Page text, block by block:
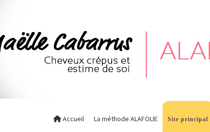
Accueil La méthode ALAFOLIE Site principal